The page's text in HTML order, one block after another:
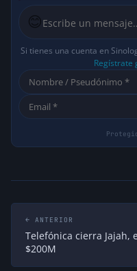
😊
Si tienes una cuenta en
Regístrate
← ANTERIOR
Telefónica cierra Jajah,
$200M